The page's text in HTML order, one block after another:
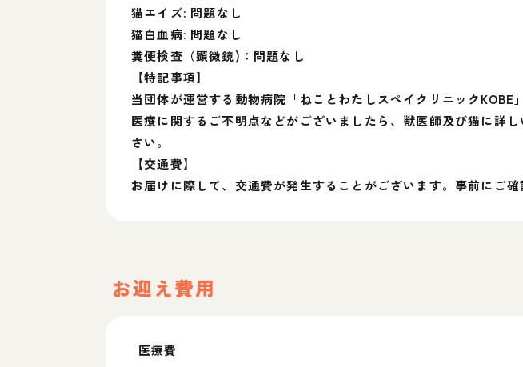
猫エイズ: 問題なし
猫白血病: 問題なし
糞便検査（顕微鏡)：問題なし
【特記事項】
当団体が運営する動物病院「ねことわたしスペイクリニック
医療に関するご不明点などがございましたら、獣医師及び猫に詳
さい。
【交通費】
お届けに際して、交通費が発生することがございます。事前にご確
お迎え費用
医療費